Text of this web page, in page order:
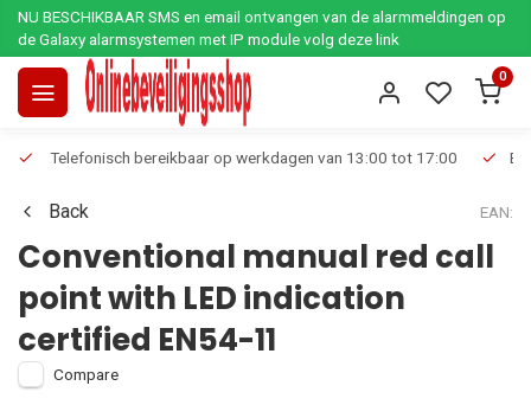
NU BESCHIKBAAR SMS en email ontvangen van de alarmmeldingen op
de Galaxy alarmsystemen met IP module volg deze link
0
Telefonisch bereikbaar op werkdagen van 13:00 tot 17:00
Back EAN:
Conventional manual red call
point with LED indication
certified EN54-11
Compare